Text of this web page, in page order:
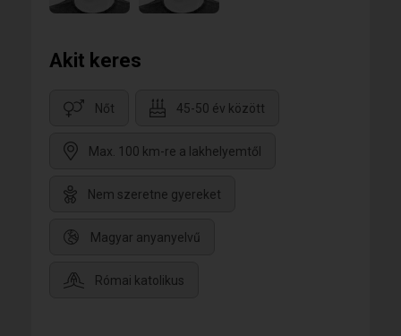
Akit keres
Nőt 45-50 év között
Max. 100 km-re a lakhelyemtől
Nem szeretne gyereket
Magyar anyanyelvű
Római katolikus